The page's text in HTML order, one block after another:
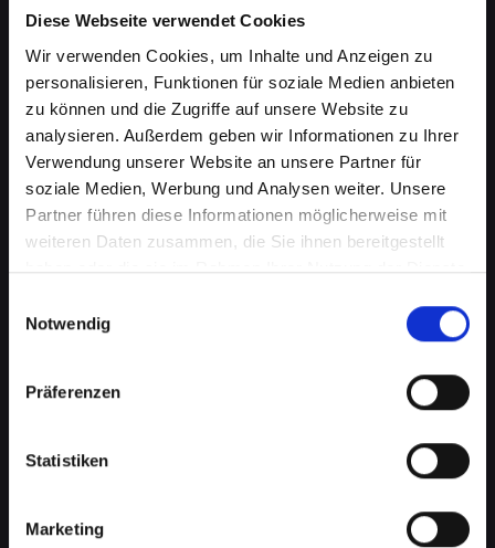
Diese Webseite verwendet Cookies
Wir verwenden Cookies, um Inhalte und Anzeigen zu
personalisieren, Funktionen für soziale Medien anbieten
zu können und die Zugriffe auf unsere Website zu
analysieren. Außerdem geben wir Informationen zu Ihrer
Verwendung unserer Website an unsere Partner für
soziale Medien, Werbung und Analysen weiter. Unsere
Partner führen diese Informationen möglicherweise mit
weiteren Daten zusammen, die Sie ihnen bereitgestellt
haben oder die sie im Rahmen Ihrer Nutzung der Dienste
Notwendig
Präferenzen
Statistiken
Marketing
Softwareprobleme auf Ihrem
IPHONE-XR in Absdorf?
Professionelle Hilfe wartet
Softwareprobleme können eine Vielzahl von
Formen annehmen, von lästigen Fehlfunktionen
bis hin zu schwerwiegenden
Betriebssystemfehlern. Diese können Ihre
Produktivität beeinträchtigen, den Zugriff auf
wichtige Daten verhindern und sogar die